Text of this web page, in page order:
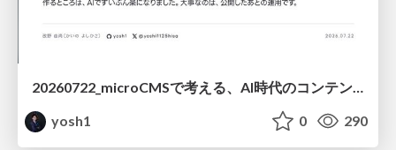
20260722_microCMSで考える、AI時代のコンテンツ運用設計
yosh1
0 290